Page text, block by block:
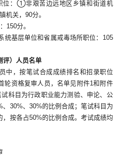
位：①非艰苦边远地区乡镇和街道机
关，90分。
150分。
统基层单位和省属戒毒场所职位：105
评）人员名单
中，按笔试合成成绩排名和招录职位
轮资格复审人员，名单见附件1和附件
科目为行政职业能力测验、申论、公
30%、30%的比例合成；笔试科目为
按各占50%的比例合成。考试成绩均